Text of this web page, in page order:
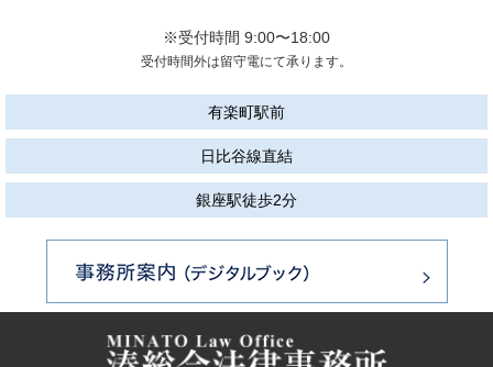
※受付時間 9:00〜18:00
受付時間外は留守電にて承ります。
有楽町駅前
日比谷線直結
銀座駅徒歩2分